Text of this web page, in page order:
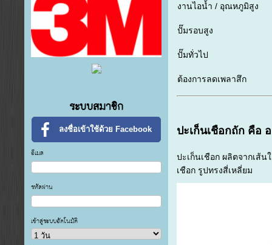
ระบบสมาชิก
ลงชื่อเข้าใช้ด้วย Facebook
อีเมล
รหัสผ่าน
เข้าสู่ระบบอัตโนมัติ
งานไอน้ำ / อุณหภูมิสูง
ปั๊มรอบสูง
ปั๊มทั่วไป
ต้องการลดเพลาสึก
ปะเก็นเชือกถัก คือ
ปะเก็นเชือก ผลิตจากเส้
เชือก รูปทรงสี่เหลี่ยม